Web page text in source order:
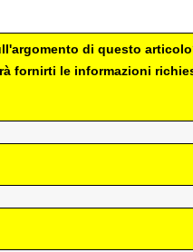
di questo
fornirti le informazioni